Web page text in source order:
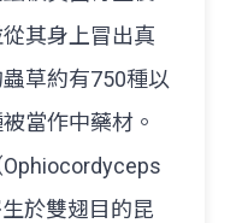
其身上冒出真
草約有750種以
當作中藥材。
於雙翅目的昆